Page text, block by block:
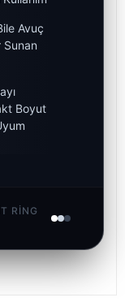
Avuç
Sunan
Boyut
RING